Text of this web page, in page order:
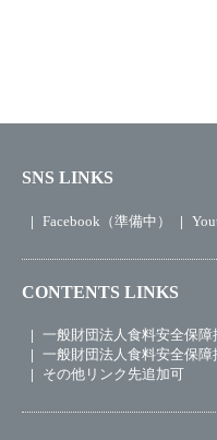
SNS LINKS
Facebook（準備中）
CONTENTS LINKS
一般財団法人食料安全保障
一般財団法人食料安全保
その他リンク先追加可